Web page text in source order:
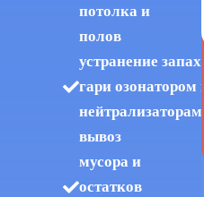
потолка и
полов
устранение запаха
гари озонатором и
нейтрализаторами
вывоз
мусора и
остатков